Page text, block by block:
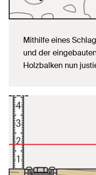
Mithilfe eines
und der
Holzbalken nun